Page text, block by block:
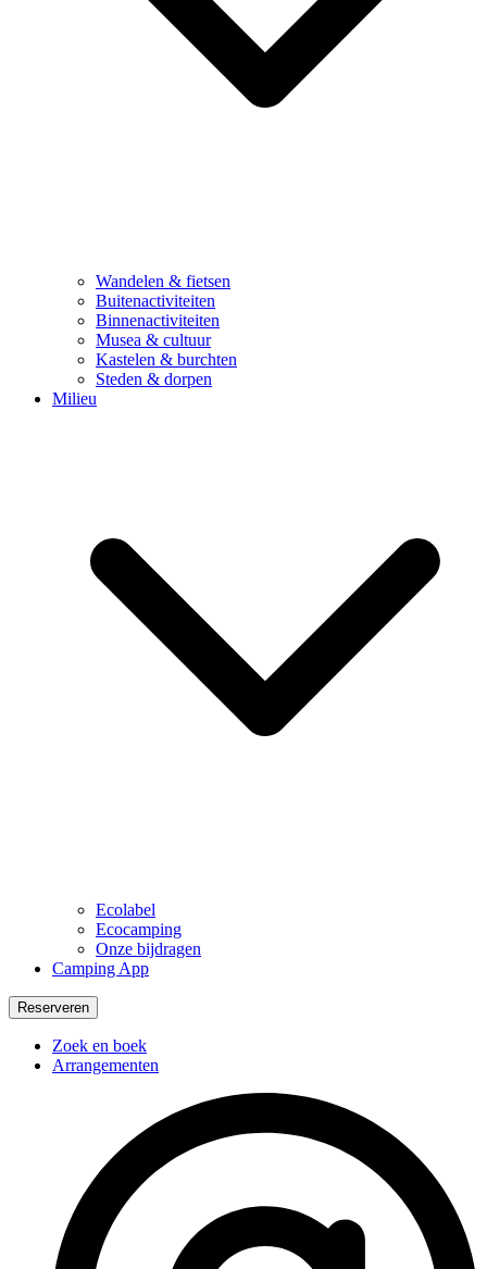
Wandelen & fietsen
Buitenactiviteiten
Binnenactiviteiten
Musea & cultuur
Kastelen & burchten
Steden & dorpen
Milieu
Ecolabel
Ecocamping
Onze bijdragen
Camping App
Reserveren
Zoek en boek
Arrangementen